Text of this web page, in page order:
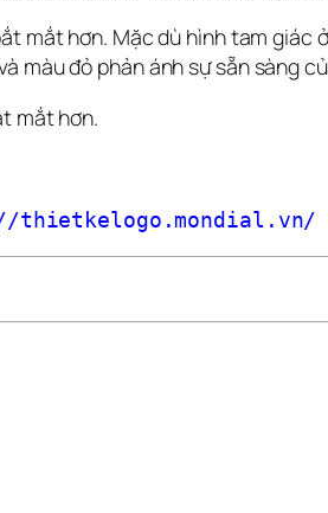
mắt hơn. Mặc dù hình tam giác
màu đỏ phản ánh sự sẵn sàng
mắt hơn.
thietkelogo.mondial.vn/